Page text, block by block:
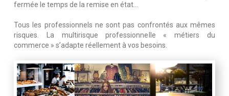
fermée le temps de la remise en état...
Tous les professionnels ne sont pas confrontés aux mêmes
risques. La multirisque professionnelle « métiers du
commerce » s’adapte réellement à vos besoins.